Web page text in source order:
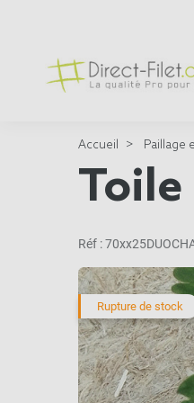
Accueil Paillage
Toile
Réf :
Rupture de stock